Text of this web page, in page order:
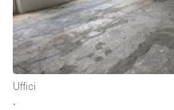
Elettricità
Esposizione di Automobili
Uffici
∙